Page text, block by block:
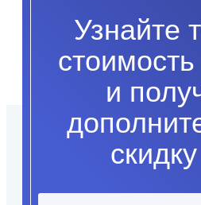
Узнайте
и